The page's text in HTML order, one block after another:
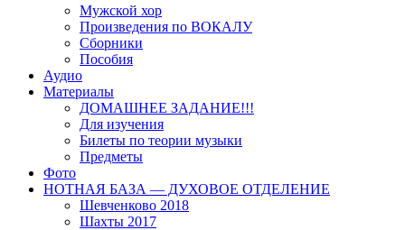
Мужской хор
Произведения по ВОКАЛУ
Сборники
Пособия
Аудио
Материалы
ДОМАШНЕЕ ЗАДАНИЕ!!!
Для изучения
Билеты по теории музыки
Предметы
Фото
НОТНАЯ БАЗА — ДУХОВОЕ ОТДЕЛЕНИЕ
Шевченково 2018
Шахты 2017